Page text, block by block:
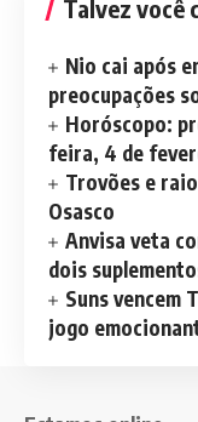
Talvez você
Nio cai após
preocupações
Horóscopo:
feira, 4 de
Trovões e
Osasco
Anvisa veta
dois
Suns vencem
jogo